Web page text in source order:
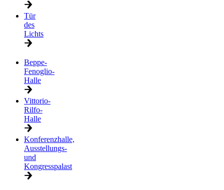
Tür
des
Lichts
Beppe-
Fenoglio-
Halle
Vittorio-
Rilfo-
Halle
Konferenzhalle,
Ausstellungs-
und
Kongresspalast